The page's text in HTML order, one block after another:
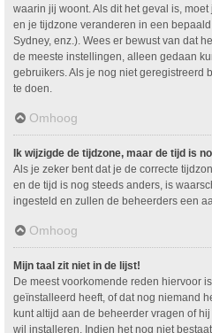
waarin jij woont. Als dit het geval is,
en je tijdzone veranderen in een
Sydney, enz.). Wees er bewust van dat
de meeste instellingen, alleen gedaan
gebruikers. Als je nog niet geregistreerd
te doen.
Omhoog
Ik wijzigde de tijdzone, maar de tijd is
Als je zeker bent dat je de correcte
en de tijd is nog steeds anders, is
ingesteld en zullen de beheerders een
Omhoog
Mijn taal zit niet in de lijst!
De meest voorkomende reden hiervoor
geïnstalleerd heeft, of dat nog niemand
kunt altijd aan de beheerder vragen of
wil installeren. Indien het nog niet